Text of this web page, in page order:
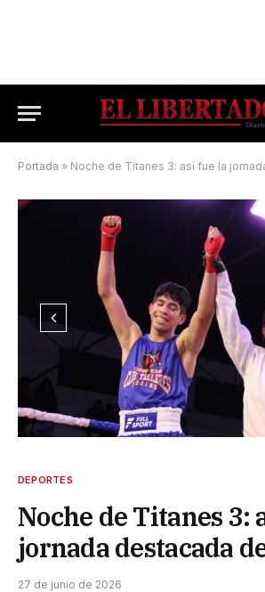
Portada » Noche de Titanes 3: así fue la
DEPORTES
Noche de Titanes 3:
jornada destacada
27 de junio de 2026